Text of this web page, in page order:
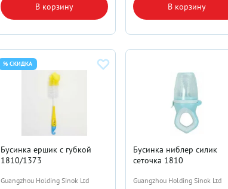
В корзину В корзину
% СКИДКА
Бусинка ершик с губкой
1810/1373
Guangzhou Holding Sinok Ltd
Бусинка ниблер силик
сеточка 1810
Guangzhou Holding Sinok Ltd